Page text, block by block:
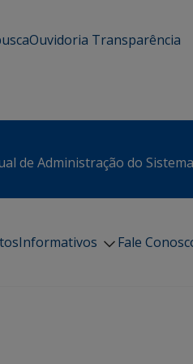
Ouvidoria Transparência
de Administração do
Informativos
Fale